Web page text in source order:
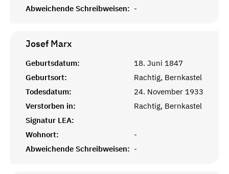
Abweichende Schreibweisen: -
Josef Marx
Geburtsdatum:
18. Juni 1847
Geburtsort:
Rachtig, Bernkastel
Todesdatum:
24. November 1933
Verstorben in:
Rachtig, Bernkastel
Signatur LEA:
Wohnort:
-
Abweichende Schreibweisen: -